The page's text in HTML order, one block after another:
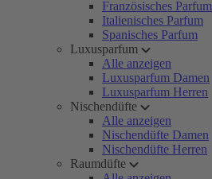
Französisches Parfum
Italienisches Parfum
Spanisches Parfum
Luxusparfum
Alle anzeigen
Luxusparfum Damen
Luxusparfum Herren
Nischendüfte
Alle anzeigen
Nischendüfte Damen
Nischendüfte Herren
Raumdüfte